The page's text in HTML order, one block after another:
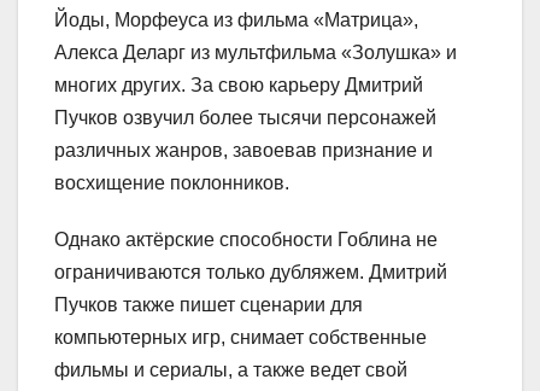
Йоды, Морфеуса из фильма «Матрица»,
Алекса Деларг из мультфильма «Золушка» и
многих других. За свою карьеру Дмитрий
Пучков озвучил более тысячи персонажей
различных жанров, завоевав признание и
восхищение поклонников.
Однако актёрские способности Гоблина не
ограничиваются только дубляжем. Дмитрий
Пучков также пишет сценарии для
компьютерных игр, снимает собственные
фильмы и сериалы, а также ведет свой